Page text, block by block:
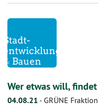
Wer etwas will, findet
04.08.21 - GRÜNE